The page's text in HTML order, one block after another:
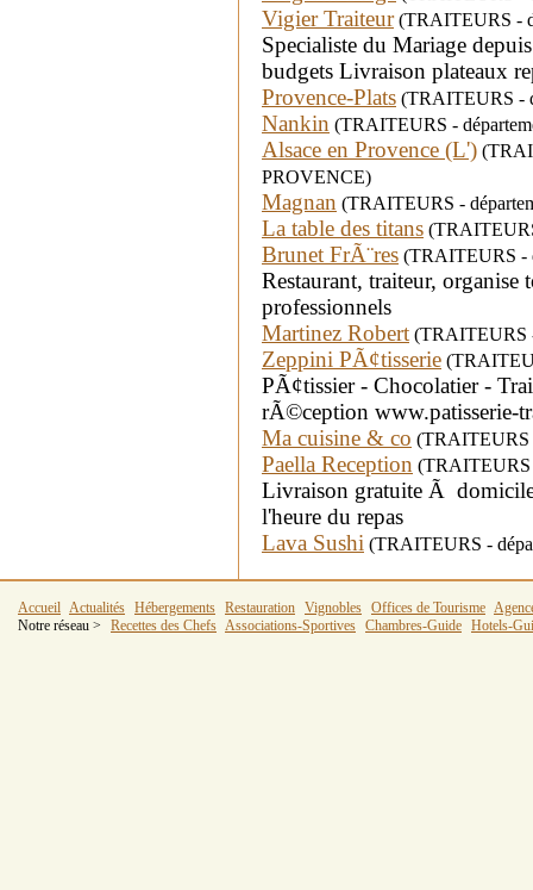
Vigier Traiteur(TRAITEURS -
Specialiste du Mariage
budgets Livraison plateaux
Provence-Plats (TRAITEURS -
Nankin (TRAITEURS -
Alsace en Provence (L')
PROVENCE)
Magnan (TRAITEURS -
La table des titans
Brunet FrÃ¨res (TRAITEURS -
Restaurant, traiteur,
professionnels
Martinez Robert (TRAITEURS
Zeppini PÃ¢tisserie
PÃ¢tissier - Chocolatier -
rÃ©ception www.patisserie-
Ma cuisine & co (TRAITEURS
Paella Reception (TRAITEURS
Livraison gratuite Ã
l'heure du repas
Lava Sushi (TRAITEURS -
Accueil Actualités Hébergements Restauration Vignobles Offices de Tourisme
Notre réseau >
Recettes des Chefs Associations-Sportives Chambres-Guide Hotels-